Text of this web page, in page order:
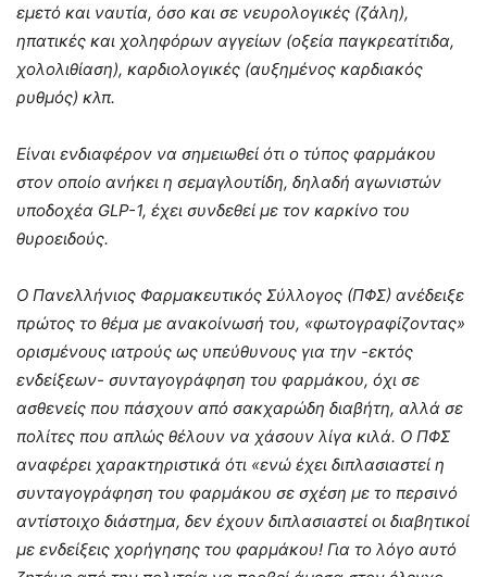
εμετό και ναυτία, όσο και σε νευρολογικές (ζάλη),
ηπατικές και χοληφόρων αγγείων (οξεία παγκρεατίτιδα,
χολολιθίαση), καρδιολογικές (αυξημένος καρδιακός
ρυθμός) κλπ.
Είναι ενδιαφέρον να σημειωθεί ότι ο τύπος φαρμάκου
στον οποίο ανήκει η σεμαγλουτίδη, δηλαδή αγωνιστών
υποδοχέα GLP-1, έχει συνδεθεί με τον καρκίνο του
θυροειδούς.
Ο Πανελλήνιος Φαρμακευτικός Σύλλογος (ΠΦΣ) ανέδειξε
πρώτος το θέμα με ανακοίνωσή του, «φωτογραφίζοντας»
ορισμένους ιατρούς ως υπεύθυνους για την -εκτός
ενδείξεων- συνταγογράφηση του φαρμάκου, όχι σε
ασθενείς που πάσχουν από σακχαρώδη διαβήτη, αλλά σε
πολίτες που απλώς θέλουν να χάσουν λίγα κιλά. Ο ΠΦΣ
αναφέρει χαρακτηριστικά ότι «ενώ έχει διπλασιαστεί η
συνταγογράφηση του φαρμάκου σε σχέση με το περσινό
αντίστοιχο διάστημα, δεν έχουν διπλασιαστεί οι διαβητικοί
με ενδείξεις χορήγησης του φαρμάκου! Για το λόγο αυτό